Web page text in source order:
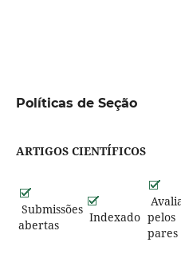
Políticas de Seção
ARTIGOS CIENTÍFICOS
Submissões
abertas
Indexado pelos
pares